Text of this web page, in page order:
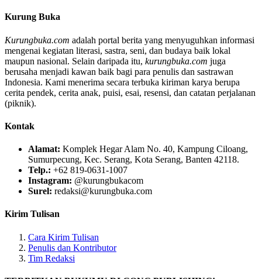
Kurung Buka
Kurungbuka.com adalah portal berita yang menyuguhkan informasi
mengenai kegiatan literasi, sastra, seni, dan budaya baik lokal
maupun nasional. Selain daripada itu, kurungbuka.com juga
berusaha menjadi kawan baik bagi para penulis dan sastrawan
Indonesia. Kami menerima secara terbuka kiriman karya berupa
cerita pendek, cerita anak, puisi, esai, resensi, dan catatan perjalanan
(piknik).
Kontak
Alamat: Komplek Hegar Alam No. 40, Kampung Ciloang,
Sumurpecung, Kec. Serang, Kota Serang, Banten 42118.
Telp.: +62 819-0631-1007
Instagram: @kurungbukacom
Surel: redaksi@kurungbuka.com
Kirim Tulisan
Cara Kirim Tulisan
Penulis dan Kontributor
Tim Redaksi